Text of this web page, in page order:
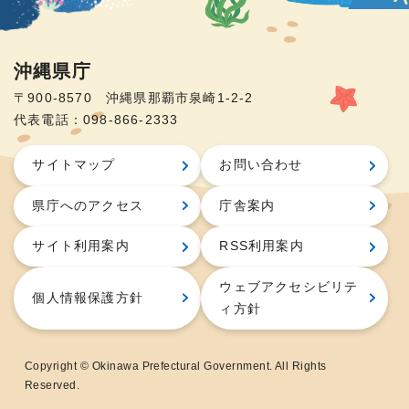
沖縄県庁
〒900-8570 沖縄県那覇市泉崎1-2-2
代表電話：098-866-2333
サイトマップ お問い合わせ
県庁へのアクセス 庁舎案内
サイト利用案内 RSS利用案内
個人情報保護方針
ウェブアクセシビリテ
ィ方針
Copyright © Okinawa Prefectural Government. All Rights
Reserved.